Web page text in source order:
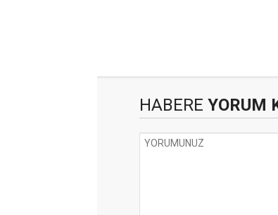
HABERE YORUM